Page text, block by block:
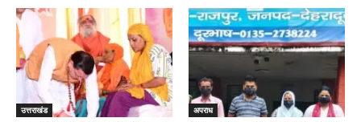
उत्तराखंड अपराध